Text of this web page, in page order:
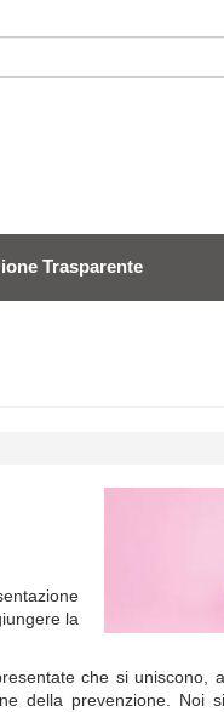
Trasparente
la
che si uniscono,
della prevenzione. Noi